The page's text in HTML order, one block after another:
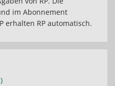
im Abonnement
erhalten RP automatisch.